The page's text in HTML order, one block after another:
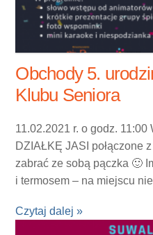
Obchody 5.
Klubu Seniora
11.02.2021 r. o godz.
DZIAŁKĘ JASI połączone
zabrać ze sobą pączka 🙂
i termosem – na miejscu
Czytaj dalej »